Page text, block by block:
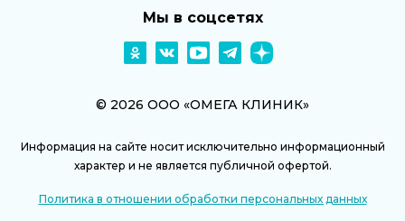
© 2026 ООО «ОМЕГА КЛИНИК»
Информация на сайте носит исключительно информационный
характер и не является публичной офертой.
Политика в отношении обработки персональных данных
Мы в соцсетях